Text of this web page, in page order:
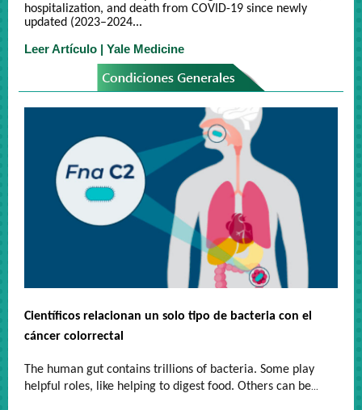
hospitalization, and death from COVID-19 since newly
updated (2023–2024...
Leer Artículo | Yale Medicine
Científicos relacionan un solo tipo de bacteria con el
cáncer colorrectal
The human gut contains trillions of bacteria. Some play
helpful roles, like helping to digest food. Others can be...